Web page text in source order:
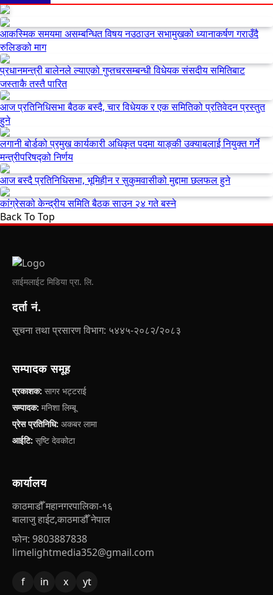
आकस्मिक समयमा असम्बन्धित विषय नउठाउन सभामुखको ध्यानाकर्षण गराउँदै
रुलिङको माग
प्रधानमन्त्री बालेनले ल्याएको गुप्तचरसम्बन्धी विधेयक संसदीय समितिबाट
जस्ताकै तस्तै पारित
आज प्रतिनिधिसभा बैठक बस्दै, चार विधेयक र एक समितिको प्रतिवेदन प्रस्तुत
हुने
लगानी बोर्डको प्रमुख कार्यकारी अधिकृत पदमा याङ्की उक्याबलाई नियुक्त गर्ने
मन्त्रीपरिषद्को निर्णय
आज बस्दै प्रतिनिधिसभा, भूमिहीन र सुकुमवासीको मुद्दामा छलफल हुने
कांग्रेसको केन्द्रीय समिति बैठक साउन २४ गते बस्ने
Back To Top
लाईमलाईट मिडिया प्रा. लि.
दर्ता नं.
सूचना तथा प्रसारण विभाग: ५४४५-२०८२/२०८३
सम्पादक समूह
प्रकाशक: सागर भट्टराई
सम्पादक: मनिशा लिम्बू
प्रेस प्रतिनिधि: अकबर लामा
आईटि: सृष्टि देवकोटा
कार्यालय
काठमाडौँ महानगरपालिका-१६
बालाजु हाईट,काठमाडौँ नेपाल
फोन: 9803887838
limelightmedia352@gmail.com
f in x yt